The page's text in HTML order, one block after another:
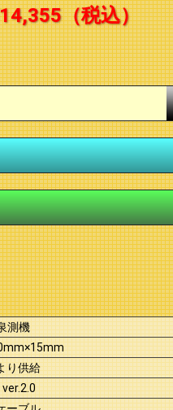
（税込）
測機
り供給
ver.2.0